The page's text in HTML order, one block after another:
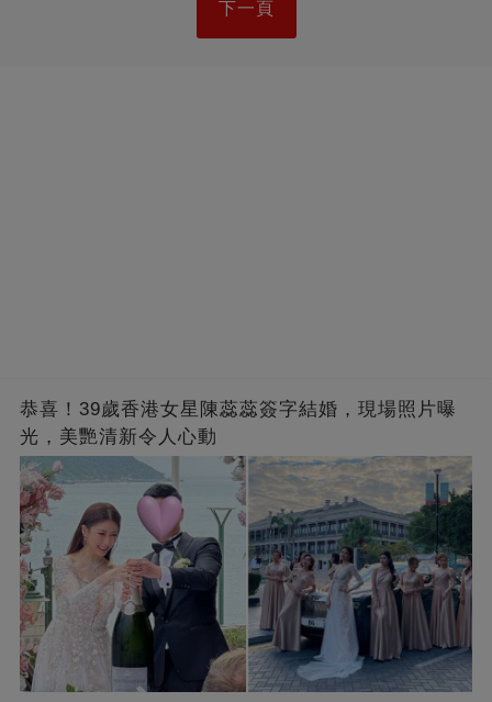
下一頁
恭喜！39歲香港女星陳蕊蕊簽字結婚，現場照片曝
光，美艷清新令人心動